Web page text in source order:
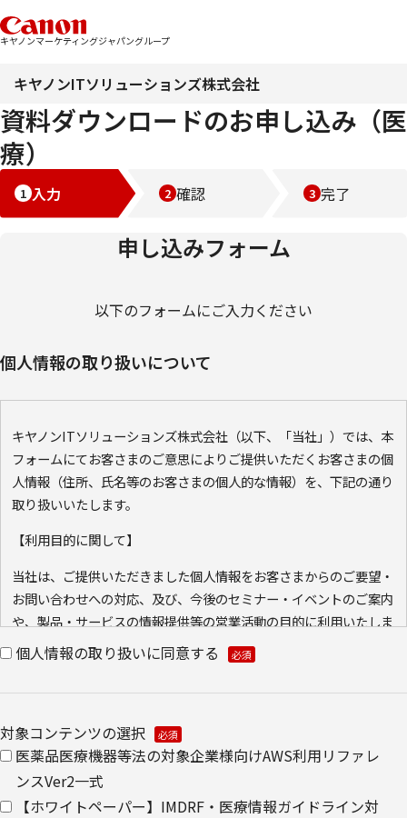
キヤノンマーケティングジャパングループ
キヤノンITソリューションズ株式会社
資料ダウンロードのお申し込み（医
療）
入力 確認 完了
申し込みフォーム
以下のフォームにご入力ください
個人情報の取り扱いについて
キヤノンITソリューションズ株式会社（以下、「当社」）では、本
フォームにてお客さまのご意思によりご提供いただくお客さまの個
人情報（住所、氏名等のお客さまの個人的な情報）を、下記の通り
取り扱いいたします。
【利用目的に関して】
当社は、ご提供いただきました個人情報をお客さまからのご要望・
お問い合わせへの対応、及び、今後のセミナー・イベントのご案内
や、製品・サービスの情報提供等の営業活動の目的に利用いたしま
す。ご本人の同意なく利用目的以外に利用いたしません。
場合があります。取得可能なアクセス履歴は、メールに設定したリ
ンク先ページ、および当社と当社のグループ会社が運営・開設する
び、これに基づく販売促進活動のために利用します。
個人情報の取り扱いに同意する
対象コンテンツの選択
医薬品医療機器等法の対象企業様向けAWS利用リファレ
ンスVer2一式
【ホワイトペーパー】IMDRF・医療情報ガイドライン対